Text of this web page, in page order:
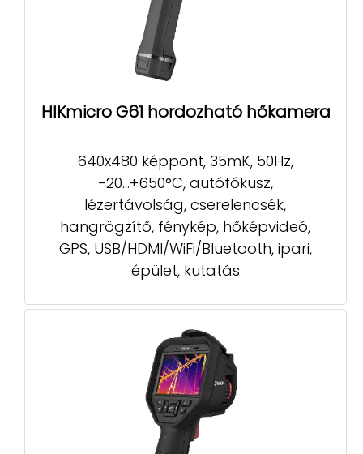
HIKmicro G61 hordozható hőkamera
640x480 képpont, 35mK, 50Hz,
-20...+650°C, autófókusz,
lézertávolság, cserelencsék,
hangrögzítő, fénykép, hőképvideó,
GPS, USB/HDMI/WiFi/Bluetooth, ipari,
épület, kutatás